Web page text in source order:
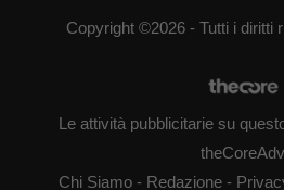
Copyright ©2026 - Tutti i diritti
Le attività pubblicitarie su
theCoreAdv
Chi Siamo- Redazione-